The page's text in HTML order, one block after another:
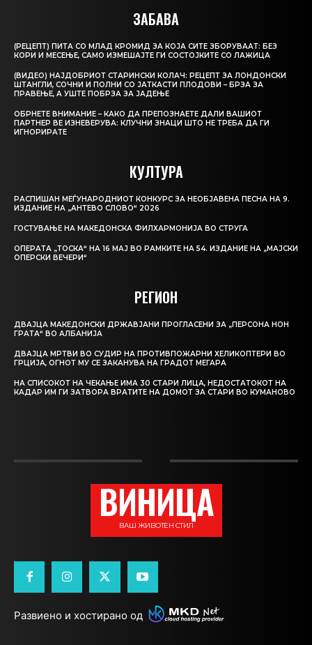
ЗАБАВА
(РЕЦЕПТ) ПИТА СО МЛАД КРОМИД ЗА КОЈА СИТЕ ЗБОРУВААТ: БЕЗ
КОРИ И МЕСЕЊЕ, САМО ИЗМЕШАЈТЕ ГИ СОСТОЈКИТЕ СО ЛАЖИЦА
(ВИДЕО) НАЈДОБРИОТ СТАРИНСКИ КОЛАЧ: РЕЦЕПТ ЗА ЛОНДОНСКИ
ШТАНГЛИ, СОЧНИ И ПОЛНИ СО ЈАТКАСТИ ПЛОДОВИ – БРЗА ЗА
ПРАВЕЊЕ, А УШТЕ ПОБРЗА ЗА ЈАДЕЊЕ
ОБРНЕТЕ ВНИМАНИЕ – КАКО ДА ПРЕПОЗНАЕТЕ ДАЛИ ВАШИОТ
ПАРТНЕР ВЕ ИЗНЕВЕРУВА: КЛУЧНИ ЗНАЦИ ШТО НЕ ТРЕБА ДА ГИ
ИГНОРИРАТЕ
КУЛТУРА
РАСПИШАН МЕЃУНАРОДНИОТ КОНКУРС ЗА НЕОБЈАВЕНА ПЕСНА НА 9.
ИЗДАНИЕ НА „АНТЕВО СЛОВО“ 2026
ГОСТУВАЊЕ НА МАКЕДОНСКА ФИЛХАРМОНИЈА ВО СТРУГА
ОПЕРАТА „ТОСКА“ НА 16 МАЈ ВО РАМКИТЕ НА 54. ИЗДАНИЕ НА „МАЈСКИ
ОПЕРСКИ ВЕЧЕРИ“
РЕГИОН
ДВАЈЦА МАКЕДОНСКИ ДРЖАВЈАНИ ПРОГЛАСЕНИ ЗА „ПЕРСОНА НОН
ГРАТА“ ВО АЛБАНИЈА
ДВАЈЦА МРТВИ ВО СУДИР НА ПРОТИВПОЖАРНИ ХЕЛИКОПТЕРИ ВО
ГРЦИЈА, ОГНОТ МУ СЕ ЗАКАНУВА НА ГРАДОТ МЕГАРА
НА СПИСОКОТ НА ЧЕКАЊЕ ИМА 30 СТАРИ ЛИЦА, НЕДОСТАТОКОТ НА
КАДАР ИМ ГИ ЗАТВОРА ВРАТИТЕ НА ДОМОТ ЗА СТАРИ ВО КУМАНОВО
ВИНИЦА
ВАШ ЖИВОТЕН СТИЛ
Развиено и хостирано од